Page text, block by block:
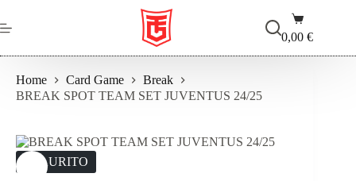
al
contenuto
Carrello
0,00€
Home Card Game
Break
BREAK SPOT TEAM SET JUVENTUS 24/25
ESAURITO